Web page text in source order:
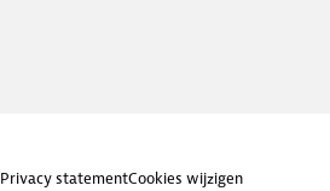
Privacy statementCookies wijzigen